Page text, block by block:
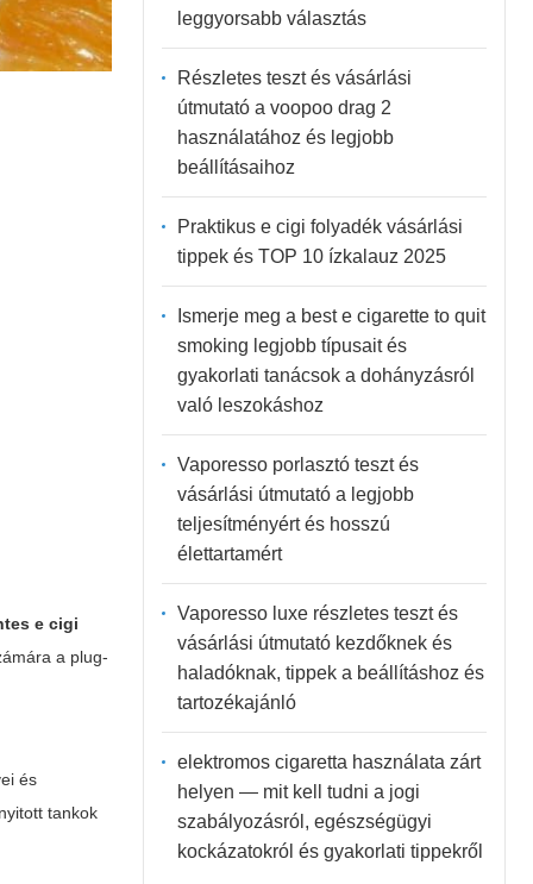
e cigi
a plug-
és
tankok
leggyorsabb választás
Részletes teszt és vásárlási
útmutató a voopoo drag 2
használatához és legjobb
beállításaihoz
Praktikus e cigi folyadék vásárlási
tippek és TOP 10 ízkalauz 2025
Ismerje meg a best e cigarette to quit
smoking legjobb típusait és
gyakorlati tanácsok a dohányzásról
való leszokáshoz
Vaporesso porlasztó teszt és
vásárlási útmutató a legjobb
teljesítményért és hosszú
élettartamért
Vaporesso luxe részletes teszt és
vásárlási útmutató kezdőknek és
haladóknak, tippek a beállításhoz és
tartozékajánló
elektromos cigaretta használata zárt
helyen — mit kell tudni a jogi
szabályozásról, egészségügyi
kockázatokról és gyakorlati tippekről